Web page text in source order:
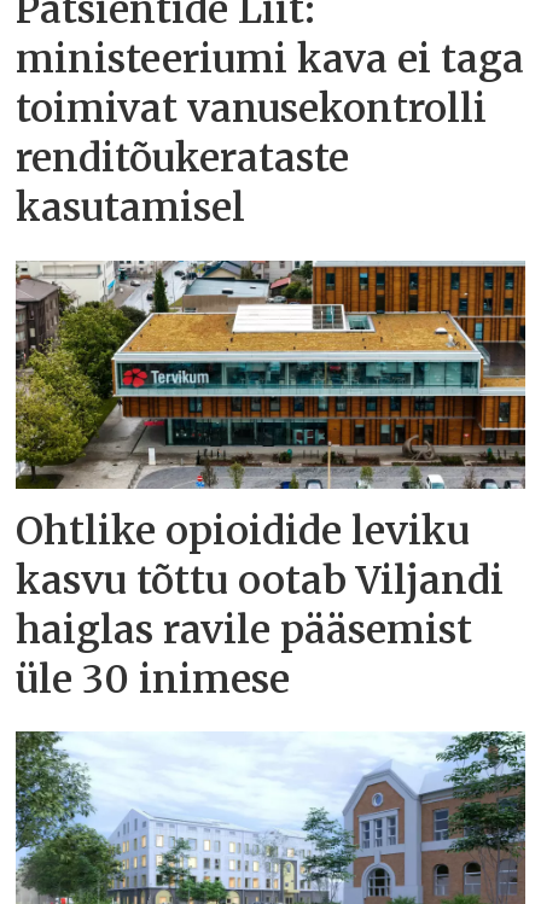
ministeeriumi kava ei taga
toimivat vanusekontrolli
renditõukerataste
kasutamisel
Ohtlike opioidide leviku
kasvu tõttu ootab Viljandi
haiglas ravile pääsemist
üle 30 inimese